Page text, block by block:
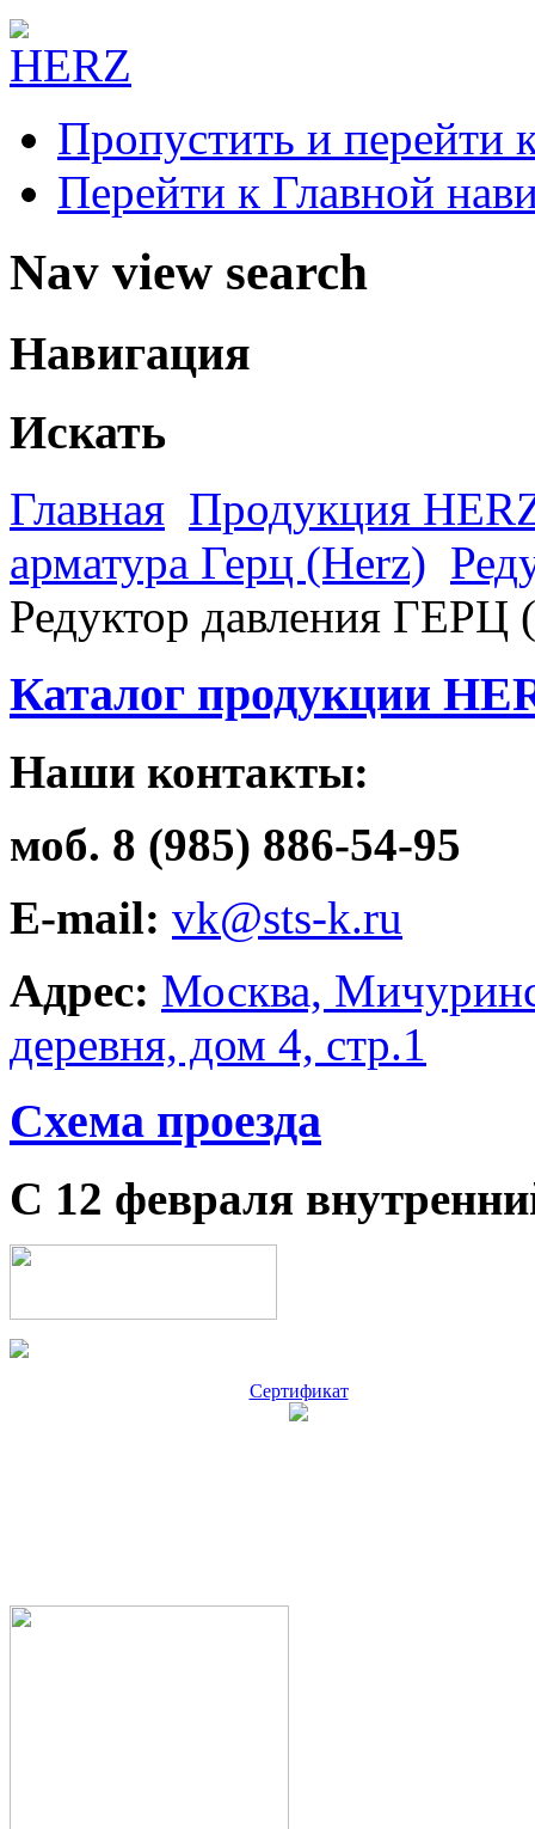
Пропустить и перейти
Перейти к Главной
Nav view search
Навигация
Искать
Главная Продукция
арматура Герц (Herz)
Редуктор давления ГЕРЦ
Каталог продукции
Наши контакты:
моб. 8 (985) 886-54-95
E-mail: vk@sts-k.ru
Адрес: Москва,
деревня, дом 4, стр.1
Схема проезда
С 12 февраля
Сертификат